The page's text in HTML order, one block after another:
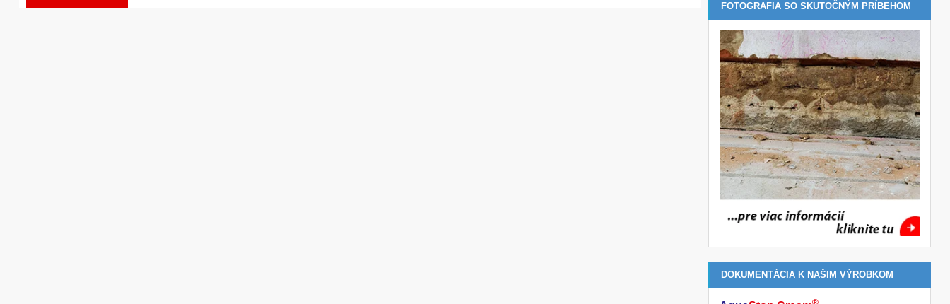
FOTOGRAFIA SO SKUTOČNÝM PRÍBEHOM
DOKUMENTÁCIA K NAŠIM VÝROBKOM